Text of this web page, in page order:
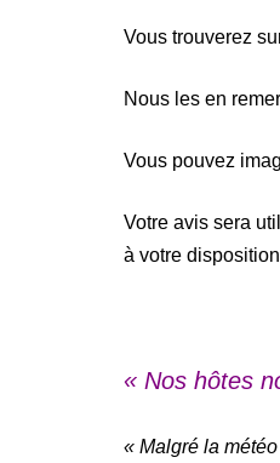
Vous trouverez
Nous les en
Vous pouvez
Votre avis sera
à votre
« Nos hôtes
« Malgré la